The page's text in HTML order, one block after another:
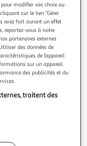
L. 30,5 x l. 4,9 x H.
& Verre
12,99€ 16,99€
modifier vos choix ou
sur le lien "Gérer
avez fait auront un effet
reportez-vous à notre
partenaires externes
des données de
de l’appareil
sur un appareil.
des publicités et du
traitent des